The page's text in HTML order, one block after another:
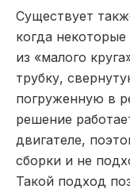
Существует
когда
из «малого
трубку,
погруженную в
решение
двигателе,
сборки и не
Такой подход